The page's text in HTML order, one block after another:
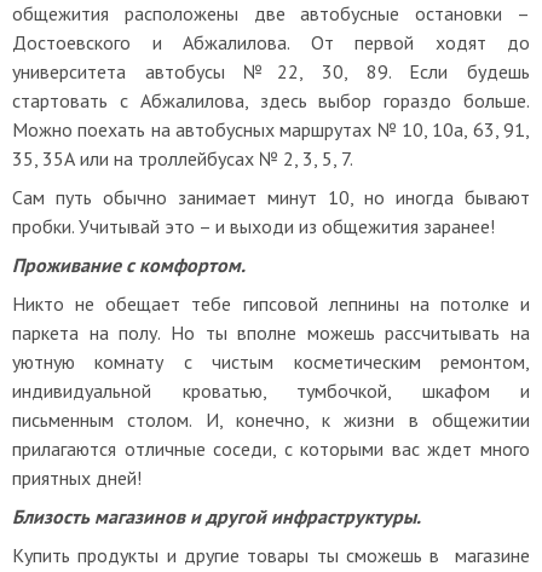
общежития расположены две автобусные остановки –
Достоевского и Абжалилова. От первой ходят до
университета автобусы №22, 30, 89. Если будешь
стартовать с Абжалилова, здесь выбор гораздо больше.
Можно поехать на автобусных маршрутах № 10, 10а, 63, 91,
35, 35А или на троллейбусах № 2, 3, 5, 7.
Сам путь обычно занимает минут 10, но иногда бывают
пробки. Учитывай это – и выходи из общежития заранее!
Проживание с комфортом.
Никто не обещает тебе гипсовой лепнины на потолке и
паркета на полу. Но ты вполне можешь рассчитывать на
уютную комнату с чистым косметическим ремонтом,
индивидуальной кроватью, тумбочкой, шкафом и
письменным столом. И, конечно, к жизни в общежитии
прилагаются отличные соседи, с которыми вас ждет много
приятных дней!
Близость магазинов и другой инфраструктуры.
Купить продукты и другие товары ты сможешь в магазине